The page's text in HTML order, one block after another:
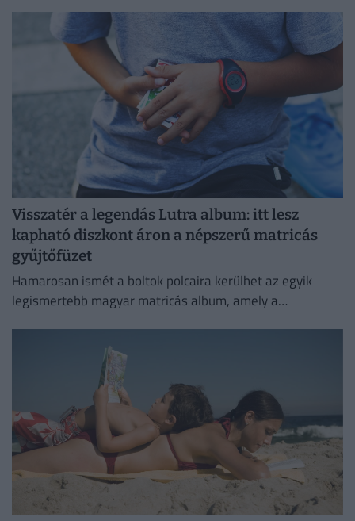
Visszatér a legendás Lutra album: itt lesz
kapható diszkont áron a népszerű matricás
gyűjtőfüzet
Hamarosan ismét a boltok polcaira kerülhet az egyik
legismertebb magyar matricás album, amely a